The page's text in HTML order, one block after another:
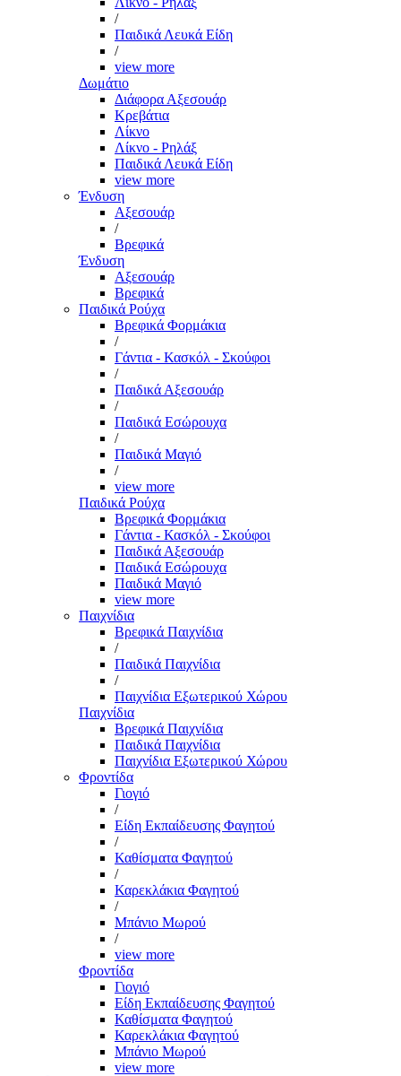
/
Παιδικά Λευκά Είδη
/
view more
Δωμάτιο
Διάφορα Αξεσουάρ
Κρεβάτια
Λίκνο
Λίκνο - Ρηλάξ
Παιδικά Λευκά Είδη
view more
Ένδυση
Αξεσουάρ
/
Βρεφικά
Ένδυση
Αξεσουάρ
Βρεφικά
Παιδικά Ρούχα
Βρεφικά Φορμάκια
/
Γάντια - Κασκόλ - Σκούφοι
/
Παιδικά Αξεσουάρ
/
Παιδικά Εσώρουχα
/
Παιδικά Μαγιό
/
view more
Παιδικά Ρούχα
Βρεφικά Φορμάκια
Γάντια - Κασκόλ - Σκούφοι
Παιδικά Αξεσουάρ
Παιδικά Εσώρουχα
Παιδικά Μαγιό
view more
Παιχνίδια
Βρεφικά Παιχνίδια
/
Παιδικά Παιχνίδια
/
Παιχνίδια Εξωτερικού Χώρου
Παιχνίδια
Βρεφικά Παιχνίδια
Παιδικά Παιχνίδια
Παιχνίδια Εξωτερικού Χώρου
Φροντίδα
Γιογιό
/
Είδη Εκπαίδευσης Φαγητού
/
Καθίσματα Φαγητού
/
Καρεκλάκια Φαγητού
/
Μπάνιο Μωρού
/
view more
Φροντίδα
Γιογιό
Είδη Εκπαίδευσης Φαγητού
Καθίσματα Φαγητού
Καρεκλάκια Φαγητού
Μπάνιο Μωρού
view more